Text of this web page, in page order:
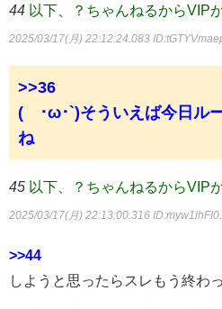
44 以下、？ちゃんねるからVIP
2025/03/17(月) 22:12:24.083
>>36
(´･ω･`)そういえば今日ル
ね
45 以下、？ちゃんねるからVIP
2025/03/17(月) 22:13:00.316
>>44
しようと思ったらスレもう終